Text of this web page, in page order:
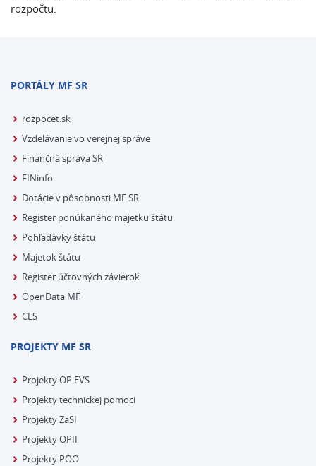
rozpočtu.
PORTÁLY MF SR
rozpocet.sk
Vzdelávanie vo verejnej správe
Finančná správa SR
FINinfo
Dotácie v pôsobnosti MF SR
Register ponúkaného majetku štátu
Pohľadávky štátu
Majetok štátu
Register účtovných závierok
OpenData MF
CES
PROJEKTY MF SR
Projekty OP EVS
Projekty technickej pomoci
Projekty ZaSI
Projekty OPII
Projekty POO